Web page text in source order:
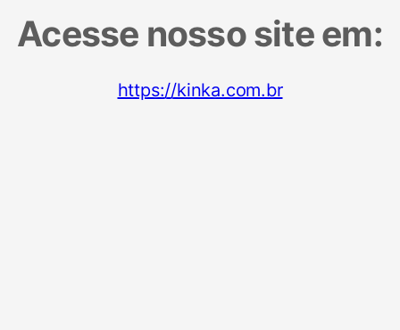
Acesse nosso site em:
https://kinka.com.br